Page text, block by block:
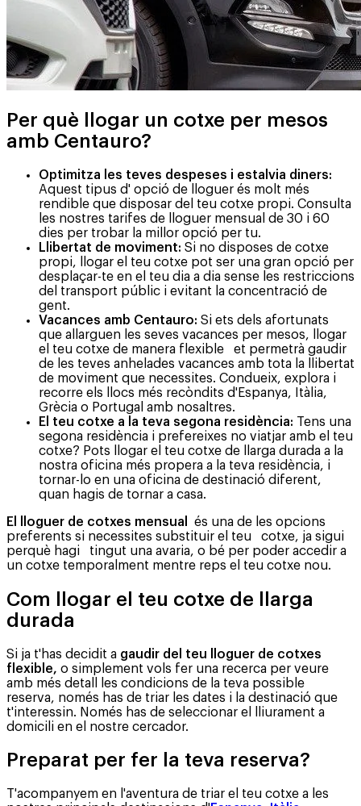
Per què llogar un cotxe per mesos
amb Centauro?
Optimitza les teves despeses i estalvia diners:
Aquest tipus d' opció de lloguer és molt més
rendible que disposar del teu cotxe propi. Consulta
les nostres tarifes de lloguer mensual de 30 i 60
dies per trobar la millor opció per tu.
Llibertat de moviment: Si no disposes de cotxe
propi, llogar el teu cotxe pot ser una gran opció per
desplaçar-te en el teu dia a dia sense les restriccions
del transport públic i evitant la concentració de
gent.
Vacances amb Centauro: Si ets dels afortunats
que allarguen les seves vacances per mesos, llogar
el teu cotxe de manera flexible et permetrà gaudir
de les teves anhelades vacances amb tota la llibertat
de moviment que necessites. Condueix, explora i
recorre els llocs més recòndits d'Espanya, Itàlia,
Grècia o Portugal amb nosaltres.
El teu cotxe a la teva segona residència: Tens una
segona residència i prefereixes no viatjar amb el teu
cotxe? Pots llogar el teu cotxe de llarga durada a la
nostra oficina més propera a la teva residència, i
tornar-lo en una oficina de destinació diferent,
quan hagis de tornar a casa.
El lloguer de cotxes mensual
és una de les opcions
preferents si necessites substituir el teu cotxe, ja sigui
perquè hagi tingut una avaria, o bé per poder accedir a
un cotxe temporalment mentre reps el teu cotxe nou.
Com llogar el teu cotxe de llarga
durada
Si ja t'has decidit a gaudir del teu lloguer de cotxes
flexible, o simplement vols fer una recerca per veure
amb més detall les condicions de la teva possible
reserva, només has de triar les dates i la destinació que
t'interessin. Només has de seleccionar el lliurament a
domicili en el nostre cercador.
Preparat per fer la teva reserva?
T'acompanyem en l'aventura de triar el teu cotxe a les